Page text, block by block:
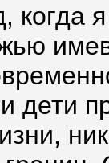
когда
дети